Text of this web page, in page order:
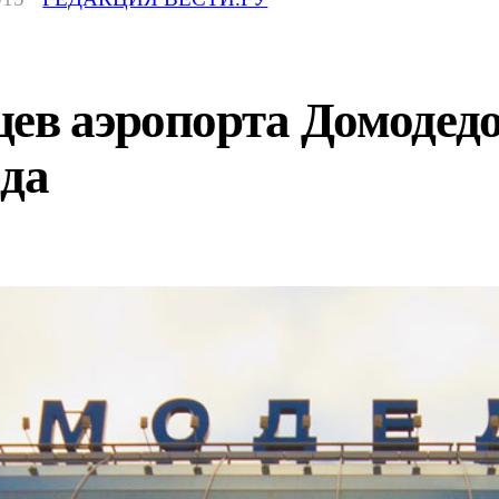
аэропорта